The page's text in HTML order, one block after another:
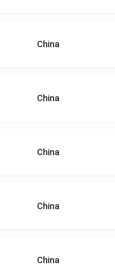
China
China
China
China
China